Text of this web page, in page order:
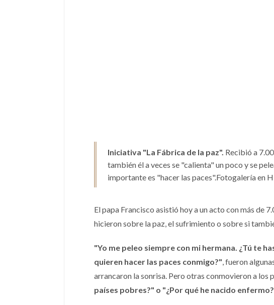
Iniciativa "La Fábrica de la paz". Recibió a
también él a veces se "calienta" un poco y se
importante es "hacer las paces".Fotogalería en
El papa Francisco asistió hoy a un acto con más de
hicieron sobre la paz, el sufrimiento o sobre si
"Yo me peleo siempre con mi hermana. ¿Tú te
quieren hacer las paces conmigo?" , fueron
arrancaron la sonrisa. Pero otras conmovieron a los
países pobres?" o "¿Por qué he nacido